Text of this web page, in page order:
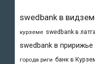
swedbank в
курземе swedbank в
swedbank в пририжье
города риги банк в